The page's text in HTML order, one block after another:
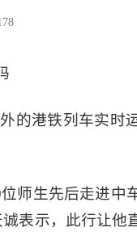
的港铁列车实时
师生先后走进中
表示，此行让他